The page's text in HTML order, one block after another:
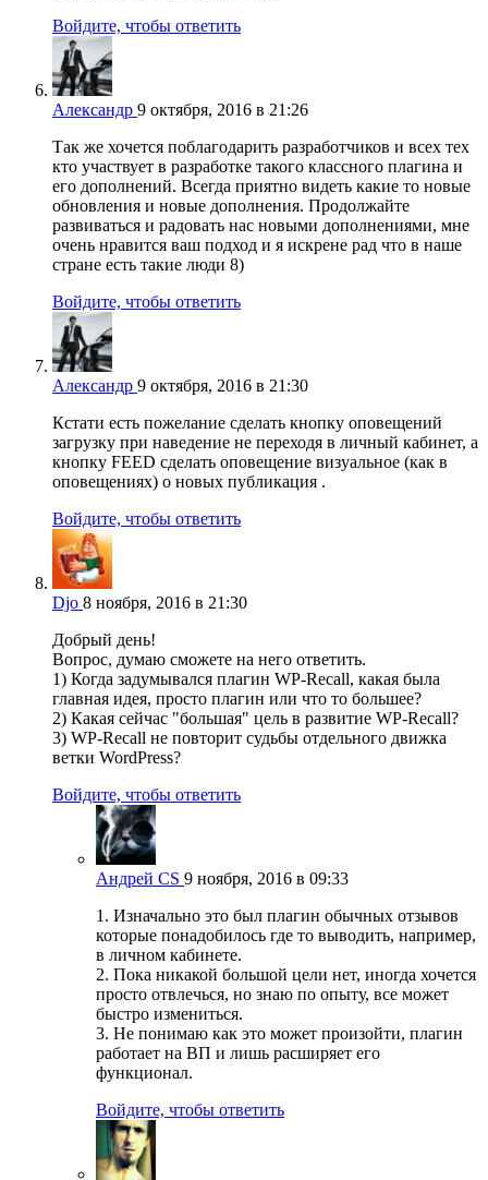
Войдите, чтобы ответить
Александр 9 октября, 2016 в 21:26
Так же хочется поблагодарить разработчиков и всех тех
кто участвует в разработке такого классного плагина и
его дополнений. Всегда приятно видеть какие то новые
обновления и новые дополнения. Продолжайте
развиваться и радовать нас новыми дополнениями, мне
очень нравится ваш подход и я искрене рад что в наше
стране есть такие люди 8)
Войдите, чтобы ответить
Александр 9 октября, 2016 в 21:30
Кстати есть пожелание сделать кнопку оповещений
загрузку при наведение не переходя в личный кабинет, а
кнопку FEED сделать оповещение визуальное (как в
оповещениях) о новых публикация .
Войдите, чтобы ответить
Djo 8 ноября, 2016 в 21:30
Добрый день!
Вопрос, думаю сможете на него ответить.
1) Когда задумывался плагин WP-Recall, какая была
главная идея, просто плагин или что то большее?
2) Какая сейчас "большая" цель в развитие WP-Recall?
3) WP-Recall не повторит судьбы отдельного движка
ветки WordPress?
Войдите, чтобы ответить
Андрей CS 9 ноября, 2016 в 09:33
1. Изначально это был плагин обычных отзывов
которые понадобилось где то выводить, например,
в личном кабинете.
2. Пока никакой большой цели нет, иногда хочется
просто отвлечься, но знаю по опыту, все может
быстро измениться.
3. Не понимаю как это может произойти, плагин
работает на ВП и лишь расширяет его
функционал.
Войдите, чтобы ответить